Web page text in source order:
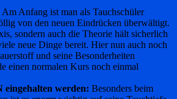
Am Anfang ist man als Tauchschüler
von den neuen Eindrücken überwältigt.
sondern auch die Theorie hält sicherlich
neue Dinge bereit. Hier nun auch noch
und seine Besonderheiten
einen normalen Kurs noch einmal
eingehalten werden: Besonders beim